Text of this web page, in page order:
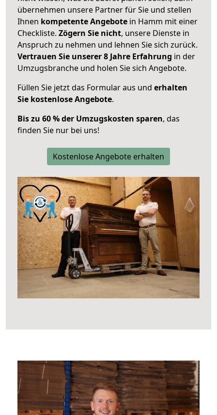
übernehmen unsere Partner für Sie und stellen
Ihnen kompetente Angebote in Hamm mit einer
Checkliste. Zögern Sie nicht, unsere Dienste in
Anspruch zu nehmen und lehnen Sie sich zurück.
Vertrauen Sie unserer 8 Jahre Erfahrung in der
Umzugsbranche und holen Sie sich Angebote.
Füllen Sie jetzt das Formular aus und erhalten
Sie kostenlose Angebote.
Bis zu 60 % der Umzugskosten sparen, das
finden Sie nur bei uns!
Kostenlose Angebote erhalten